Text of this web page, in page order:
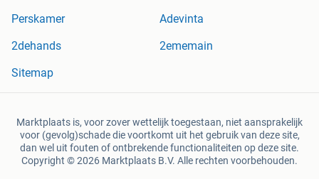
Perskamer
Adevinta
2dehands
2ememain
Sitemap
Marktplaats is, voor zover wettelijk toegestaan, niet aansprakelijk
voor (gevolg)schade die voortkomt uit het gebruik van deze site,
dan wel uit fouten of ontbrekende functionaliteiten op deze site.
Copyright © 2026 Marktplaats B.V. Alle rechten voorbehouden.